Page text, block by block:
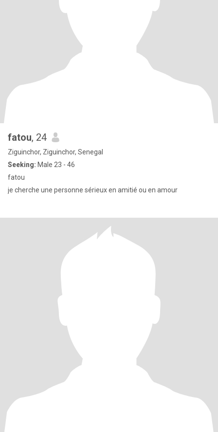
fatou, 24
Ziguinchor, Ziguinchor, Senegal
Seeking: Male 23 - 46
fatou
je cherche une personne sérieux en amitié ou en amour